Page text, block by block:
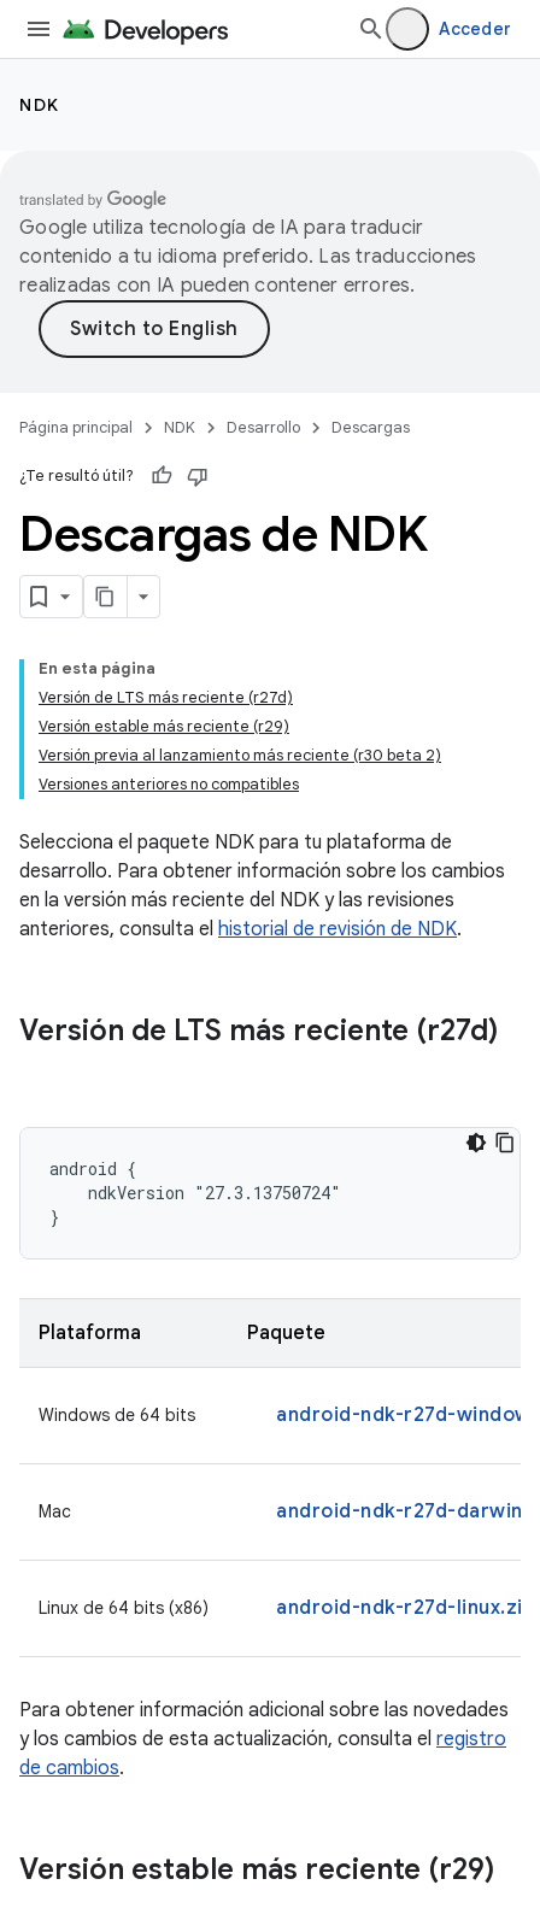
Acceder
NDK
Google utiliza tecnología de IA para traducir
contenido a tu idioma preferido. Las traducciones
realizadas con IA pueden contener errores.
Página principal NDK Desarrollo Descargas
¿Te resultó útil?
Descargas de NDK
En esta página
Versión de LTS más reciente (r27d)
Versión estable más reciente (r29)
Versión previa al lanzamiento más reciente (r30 beta 2)
Versiones anteriores no compatibles
Selecciona el paquete NDK para tu plataforma de
desarrollo. Para obtener información sobre los cambios
en la versión más reciente del NDK y las revisiones
anteriores, consulta el historial de revisión de NDK.
Versión de LTS más reciente (r27d)
android {
    ndkVersion "27.3.13750724"
}
Plataforma Paquete
Windows de 64 bits android-ndk-r27d-
Mac android-ndk-r27d-
Linux de 64 bits (x86) android-ndk-r27d-linux.zip
Para obtener información adicional sobre las novedades
y los cambios de esta actualización, consulta el registro
de cambios.
Versión estable más reciente (r29)